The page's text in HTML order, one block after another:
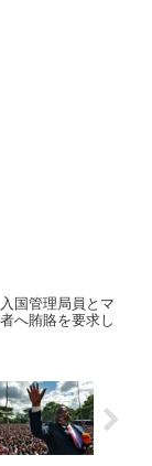
国管理局員とマ
へ賄賂を要求し